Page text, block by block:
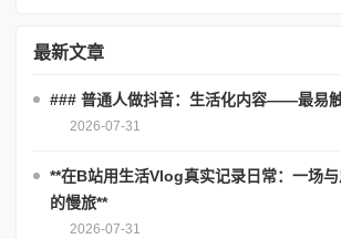
最新文章
### 普通人做抖音：生活化内容——最易
2026-07-31
**在B站用生活Vlog真实记录日常：一场
的慢旅**
2026-07-31